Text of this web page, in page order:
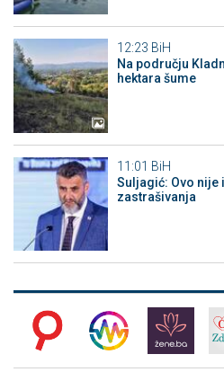
12:23 BiH
Na području
hektara šume
11:01 BiH
Suljagić: Ovo nije
zastrašivanja